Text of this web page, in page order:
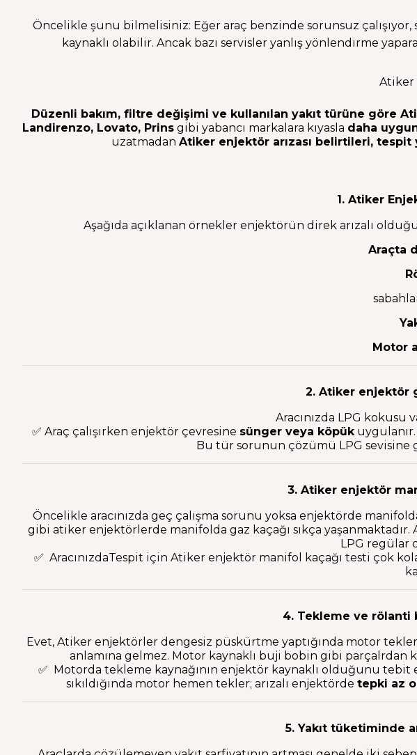
Öncelikle şunu bilmelisiniz: Eğer araç benzinde sorunsuz çalışıyor,
kaynaklı olabilir. Ancak bazı servisler yanlış yönlendirme
Atiker
Düzenli bakım, filtre değişimi ve kullanılan yakıt türüne göre
Landirenzo, Lovato, Prins gibi yabancı markalara kıyasla daha
uzatmadan Atiker enjektör arızası belirtileri, tespit
1. Atiker
Aşağıda açıklanan örnekler enjektörün direk arızalı
Araçta
Motor
2. Atiker enjektör
Aracınızda LPG
✅ Araç çalışırken enjektör çevresine sünger veya köpükuygulanır.
Bu tür sorunun çözümü LPG sevisine
3. Atiker enjektör
Öncelikle aracınızda geç çalışma sorunu yoksa enjektörde
gibi atiker enjektörlerde manifolda gaz kaçağı sıkça
LPG regülar
✅ AracınızdaTespit için Atiker enjektör manifol kaçağı testi çok
4. Tekleme ve rölanti
Evet, Atiker enjektörler dengesiz püskürtme yaptığında motor
anlamına gelmez. Motor kaynaklı buji bobin gibi parçalrdan
✅ Motorda tekleme kaynağının enjektör kaynaklı olduğunu tebit
sıkıldığında motor hemen tekler; arızalı enjektörde tepki az
5. Yakıt tüketiminde